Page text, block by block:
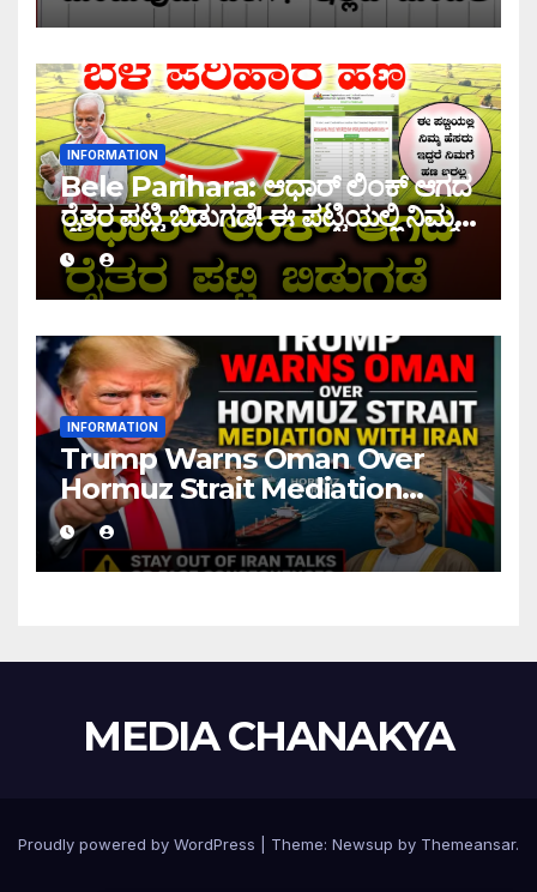
INFORMATION
Bele Parihara: ಆಧಾರ್ ಲಿಂಕ್ ಆಗದ
ರೈತರ ಪಟ್ಟಿ ಬಿಡುಗಡೆ! ಈ ಪಟ್ಟಿಯಲ್ಲಿ ನಿಮ್ಮ
ಹೆಸರು ಇದ್ದರೆ ನಿಮಗೆ ಹಣ ಜಮಾ ಆಗಲ್ಲ !
INFORMATION
Trump Warns Oman Over
Hormuz Strait Mediation
With Iran
MEDIA CHANAKYA
Proudly powered by WordPress Theme: Newsup by Themeansar.